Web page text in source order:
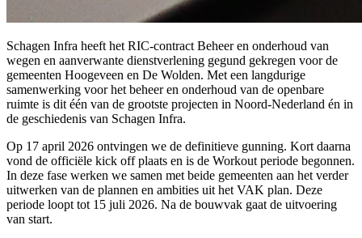
Schagen Infra heeft het RIC-contract Beheer en onderhoud van
wegen en aanverwante dienstverlening gegund gekregen voor de
gemeenten Hoogeveen en De Wolden. Met een langdurige
samenwerking voor het beheer en onderhoud van de openbare
ruimte is dit één van de grootste projecten in Noord-Nederland én in
de geschiedenis van Schagen Infra.
Op 17 april 2026 ontvingen we de definitieve gunning. Kort daarna
vond de officiële kick off plaats en is de Workout periode begonnen.
In deze fase werken we samen met beide gemeenten aan het verder
uitwerken van de plannen en ambities uit het VAK plan. Deze
periode loopt tot 15 juli 2026. Na de bouwvak gaat de uitvoering
van start.